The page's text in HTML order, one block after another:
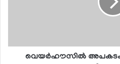
വെയർഹൗസിൽ അപകടം ;